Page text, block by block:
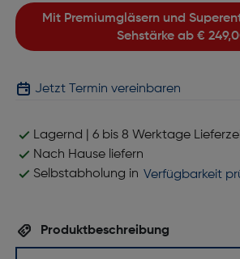
Mit Premiumgläsern und Superentspiegelung in
Sehstärke ab €
Jetzt Termin vereinbaren
Lagernd | 6 bis 8 Werktage
Nach Hause liefern
Selbstabholung in Verfügbarkeit
Produktbeschreibung